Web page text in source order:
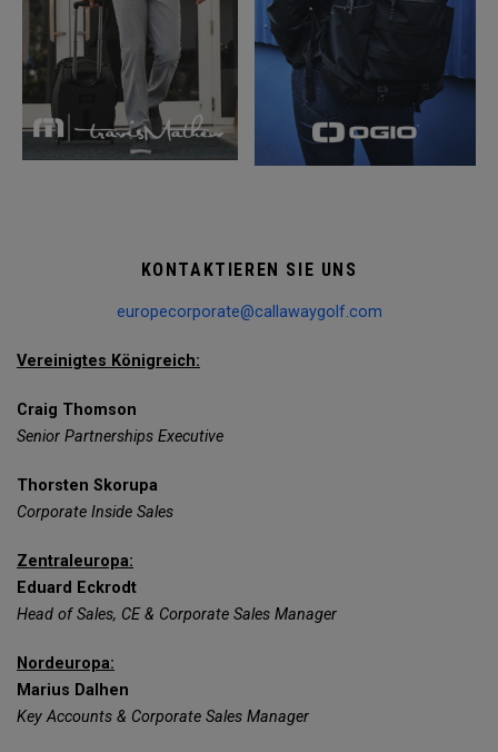
KONTAKTIEREN SIE UNS
europecorporate@callawaygolf.com
Vereinigtes Königreich:
Craig Thomson
Senior Partnerships Executive
Thorsten Skorupa
Corporate Inside Sales
Zentraleuropa:
Eduard Eckrodt
Head of Sales, CE & Corporate Sales Manager
Nordeuropa:
Marius Dalhen
Key Accounts & Corporate Sales Manager